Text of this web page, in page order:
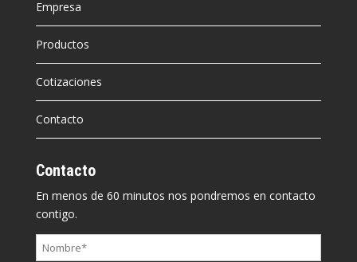
Empresa
Productos
Cotizaciones
Contacto
Contacto
En menos de 60 minutos nos pondremos en contacto
contigo.